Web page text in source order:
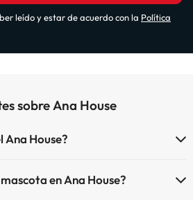
leído y estar de acuerdo con la Política
sobre Ana House
Ana House?
en Ana House?